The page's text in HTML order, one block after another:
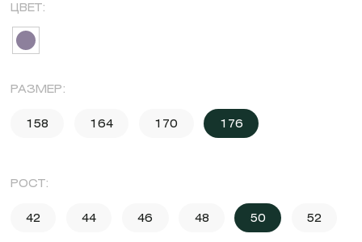
ЦВЕТ:
РАЗМЕР:
158 164 170 176
РОСТ:
42 44 46 48 50 52